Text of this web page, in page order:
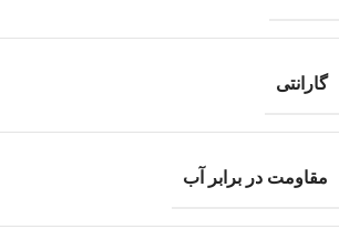
گارانتی
مقاومت در برابر آب